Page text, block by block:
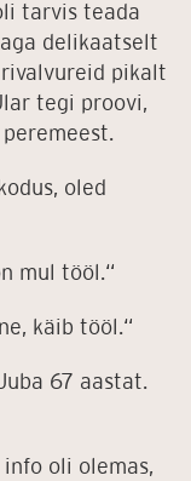
tarvis teada
delikaatselt
pikalt
tegi proovi,
oled
mul tööl.“
käib tööl.“
67 aastat.
oli olemas,